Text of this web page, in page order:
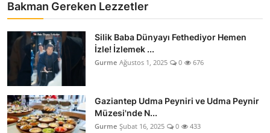
Bakman Gereken Lezzetler
Silik Baba Dünyayı Fethediyor Hemen
İzle! İzlemek ...
Gurme Ağustos 1, 2025 0 676
Gaziantep Udma Peyniri ve Udma Peynir
Müzesi'nde N...
Gurme Şubat 16, 2025 0 433